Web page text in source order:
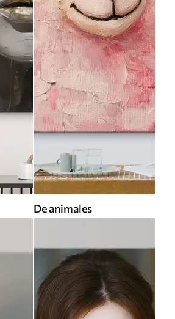
De animales